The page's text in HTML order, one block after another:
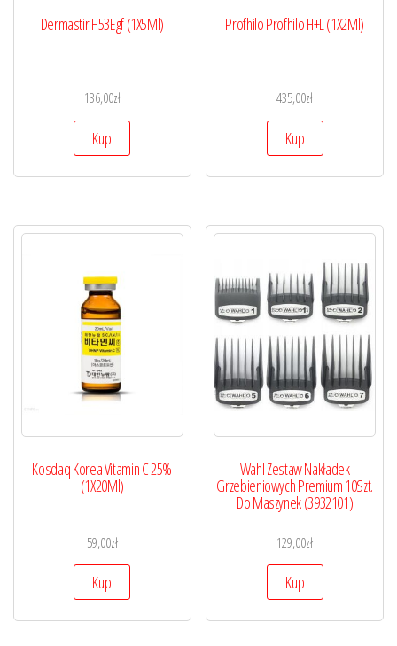
Dermastir H53Egf (1X5Ml)
136,00zł
Kup
Profhilo Profhilo H+L (1X2Ml)
435,00zł
Kup
Kosdaq Korea Vitamin C 25%
(1X20Ml)
59,00zł
Kup
Wahl Zestaw Nakładek
Grzebieniowych Premium 10Szt.
Do Maszynek (3932101)
129,00zł
Kup